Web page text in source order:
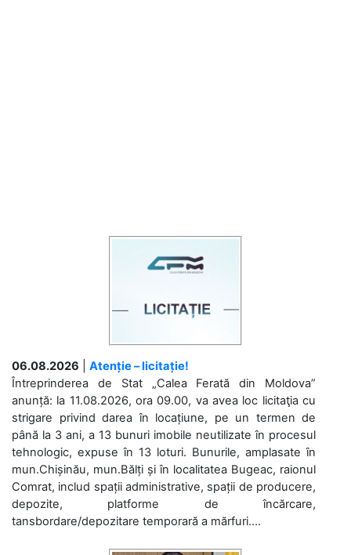
06.08.2026
Atenție – licitație!
Întreprinderea de Stat „Calea Ferată din Moldova”
anunță: la 11.08.2026, ora 09.00, va avea loc licitaţia cu
strigare privind darea în locațiune, pe un termen de
până la 3 ani, a 13 bunuri imobile neutilizate în procesul
tehnologic, expuse în 13 loturi. Bunurile, amplasate în
mun.Chișinău, mun.Bălți și în localitatea Bugeac, raionul
Comrat, includ spații administrative, spații de producere,
depozite, platforme de încărcare,
tansbordare/depozitare temporară a mărfuri....